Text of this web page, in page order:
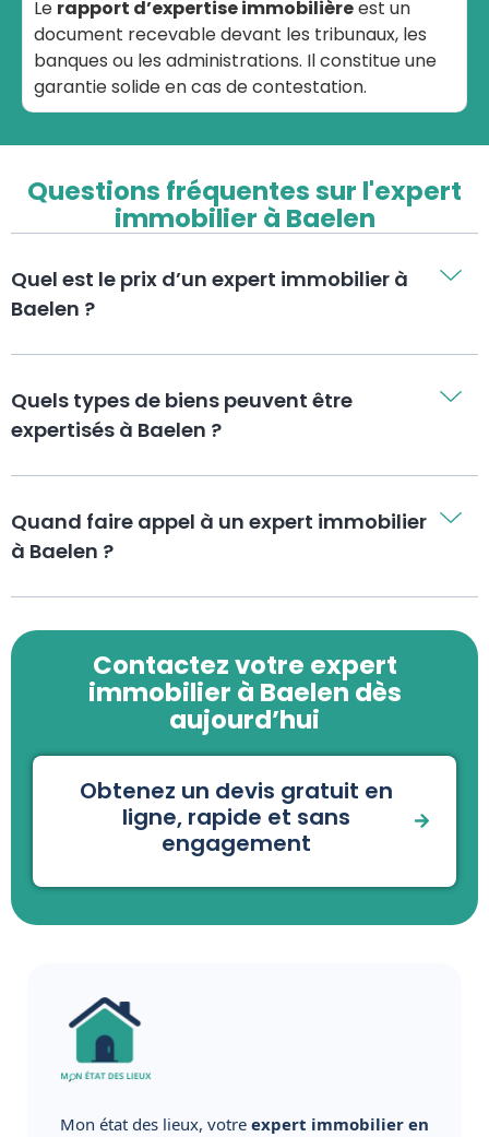
Le rapport d’expertise immobilièreest un
document recevable devant les tribunaux, les
banques ou les administrations. Il constitue une
garantie solide en cas de contestation.
Questions fréquentes sur l'expert
immobilier à Baelen
Quel est le prix d’un expert immobilier à
Baelen ?
Quels types de biens peuvent être
expertisés à Baelen ?
Quand faire appel à un expert immobilier
à Baelen ?
Contactez votre expert
immobilier à Baelen dès
aujourd’hui
Obtenez un devis gratuit en
ligne, rapide et sans
engagement
Mon état des lieux, votre expert immobilier en